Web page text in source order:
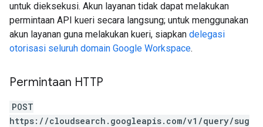
untuk dieksekusi. Akun layanan tidak dapat melakukan
permintaan API kueri secara langsung; untuk menggunakan
akun layanan guna melakukan kueri, siapkan delegasi
otorisasi seluruh domain Google Workspace.
Permintaan HTTP
POST
https://cloudsearch.googleapis.com/v1/query/sug